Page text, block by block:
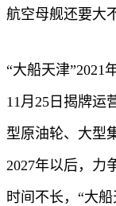
航空母舰还要大
“大船天津”2021
11月25日揭牌运
型原油轮、大型
2027年以后，力
时间不长，“大